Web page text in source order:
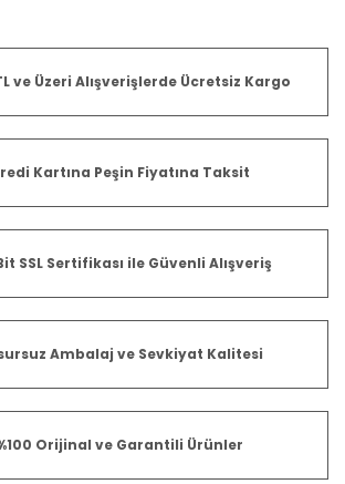
ve Üzeri Alışverişlerde Ücretsiz Kargo
Kartına Peşin Fiyatına Taksit
SSL Sertifikası ile Güvenli Alışveriş
Ambalaj ve Sevkiyat Kalitesi
Orijinal ve Garantili Ürünler